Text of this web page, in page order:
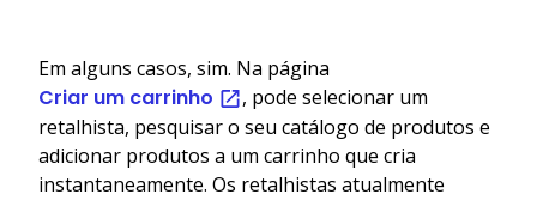
Em alguns casos, sim. Na página
Criar um carrinho
, pode selecionar um
retalhista, pesquisar o seu catálogo de produtos e
adicionar produtos a um carrinho que cria
instantaneamente. Os retalhistas atualmente